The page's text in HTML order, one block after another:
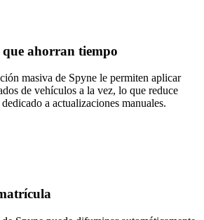
que ahorran tiempo
masiva de Spyne le permiten aplicar
de vehículos a la vez, lo que reduce
a actualizaciones manuales.